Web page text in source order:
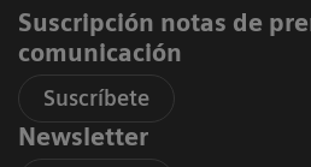
Suscripción notas de
comunicación
Suscríbete
Newsletter